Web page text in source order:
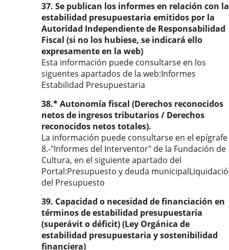
37. Se publican los informes en relación con la
estabilidad presupuestaria emitidos por la
Autoridad Independiente de Responsabilidad
Fiscal (si no los hubiese, se indicará ello
expresamente en la web)
Esta información puede consultarse en los
siguentes apartados de la web:Informes
Estabilidad Presupuestaria
38.* Autonomía fiscal (Derechos reconocidos
netos de ingresos tributarios / Derechos
reconocidos netos totales).
La información puede consultarse en el epígrafe
8.-"Informes del Interventor" de la Fundación de
Cultura, en el siguiente apartado del
Portal:Presupuesto y deuda
del Presupuesto
39. Capacidad o necesidad de financiación en
términos de estabilidad presupuestaria
(superávit o déficit) (Ley Orgánica de
estabilidad presupuestaria y sostenibilidad
financiera)